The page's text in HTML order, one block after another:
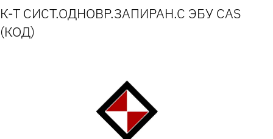
К-Т СИСТ.ОДНОВР.ЗАПИРАН.С ЭБУ CAS
(КОД)